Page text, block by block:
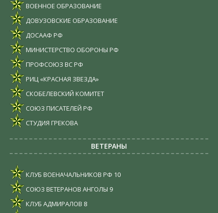
ВОЕННОЕ ОБРАЗОВАНИЕ
ДОВУЗОВСКИЕ ОБРАЗОВАНИЕ
ДОСААФ РФ
МИНИСТЕРСТВО ОБОРОНЫ РФ
ПРОФСОЮЗ ВС РФ
РИЦ «КРАСНАЯ ЗВЕЗДА»
СКОБЕЛЕВСКИЙ КОМИТЕТ
СОЮЗ ПИСАТЕЛЕЙ РФ
СТУДИЯ ГРЕКОВА
ВЕТЕРАНЫ
КЛУБ ВОЕНАЧАЛЬНИКОВ РФ 10
СОЮЗ ВЕТЕРАНОВ АНГОЛЫ 9
КЛУБ АДМИРАЛОВ 8